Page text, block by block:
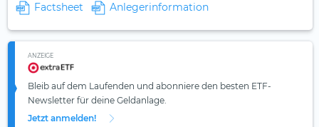
Factsheet
Anlegerinformation
ANZEIGE
Bleib auf dem Laufenden und abonniere den besten ETF-
Newsletter für deine Geldanlage.
Jetzt anmelden!